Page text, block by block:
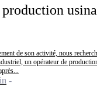
de son activité, nous
un opérateur de